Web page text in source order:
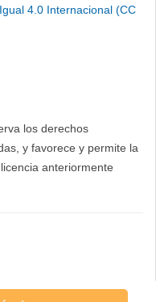
4.0 Internacional (CC
los derechos
y favorece y permite la
anteriormente